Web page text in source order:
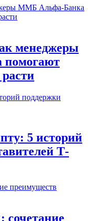
менеджеры
5 историй
Т-
сочетание